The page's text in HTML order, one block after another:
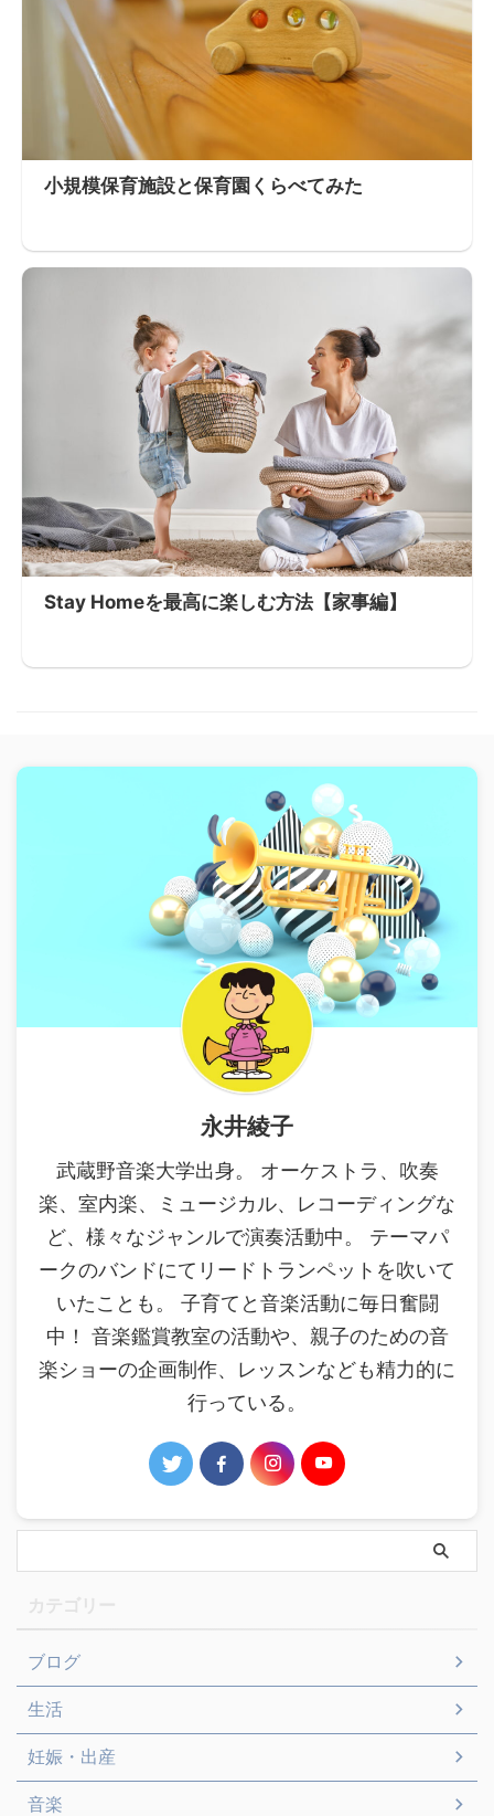
小規模保育施設と保育園くらべてみた
Stay Homeを最高に楽しむ方法【家事編】
永井綾子
武蔵野音楽大学出身。 オーケストラ、吹奏
楽、室内楽、ミュージカル、レコーディングな
ど、様々なジャンルで演奏活動中。 テーマパ
ークのバンドにてリードトランペットを吹いて
いたことも。 子育てと音楽活動に毎日奮闘
中！ 音楽鑑賞教室の活動や、親子のための音
楽ショーの企画制作、レッスンなども精力的に
行っている。
ブログ
生活
妊娠・出産
音楽